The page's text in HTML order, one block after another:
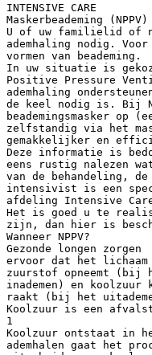
INTENSIVE CARE
Maskerbeademing (NPPV)
U of uw familielid of
ademhaling nodig.
vormen van beademing.
In uw situatie is
Positive Pressure
ademhaling
de keel nodig is. Bij
beademingsmasker
zelfstandig via het
gemakkelijker en
Deze informatie is
eens rustig nalezen
van de behandeling,
intensivist is een
afdeling Intensive
Het is goed u te
zijn, dan hier is
Wanneer NPPV?
Gezonde longen zorgen
ervoor dat het lichaam
zuurstof opneemt (bij
inademen) en koolzuur
raakt (bij het
Koolzuur is een
1
Koolzuur ontstaat in
ademhalen gaat het